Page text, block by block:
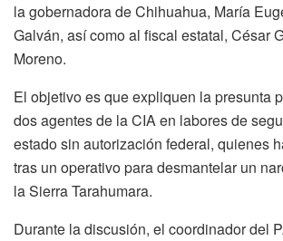
la gobernadora de Chihuahua, María
Galván, así como al fiscal estatal, César
Moreno.
El objetivo es que expliquen la presunta
dos agentes de la CIA en labores de
estado sin autorización federal, quienes
tras un operativo para desmantelar un
la Sierra Tarahumara.
Durante la discusión, el coordinador del